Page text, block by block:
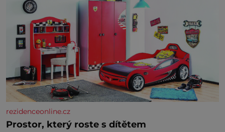
rezidenceonline.cz
Prostor, který roste s dítětem